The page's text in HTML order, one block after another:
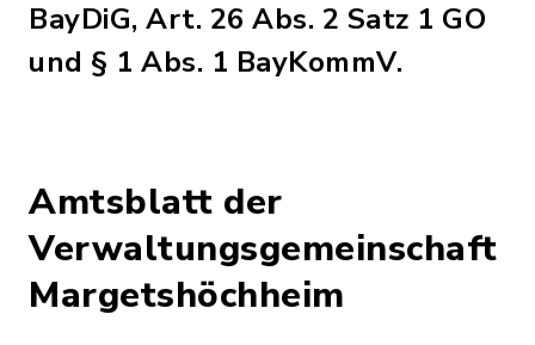
BayDiG, Art. 26 Abs. 2 Satz 1 GO
und § 1 Abs. 1 BayKommV.
Amtsblatt der
Verwaltungsgemeinschaft
Margetshöchheim